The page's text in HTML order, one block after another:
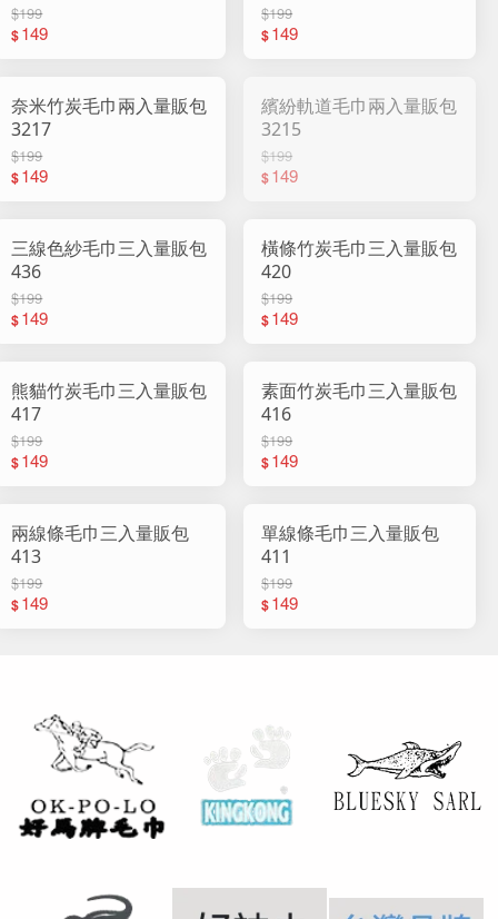
$199
$149
$199
$149
奈米竹炭毛巾兩入量販包
3217
$199
$149
繽紛軌道毛巾兩入量販包
3215
$199
$149
三線色紗毛巾三入量販包
436
$199
$149
橫條竹炭毛巾三入量販包
420
$199
$149
熊貓竹炭毛巾三入量販包
417
$199
$149
素面竹炭毛巾三入量販包
416
$199
$149
兩線條毛巾三入量販包
413
$199
$149
單線條毛巾三入量販包
411
$199
$149